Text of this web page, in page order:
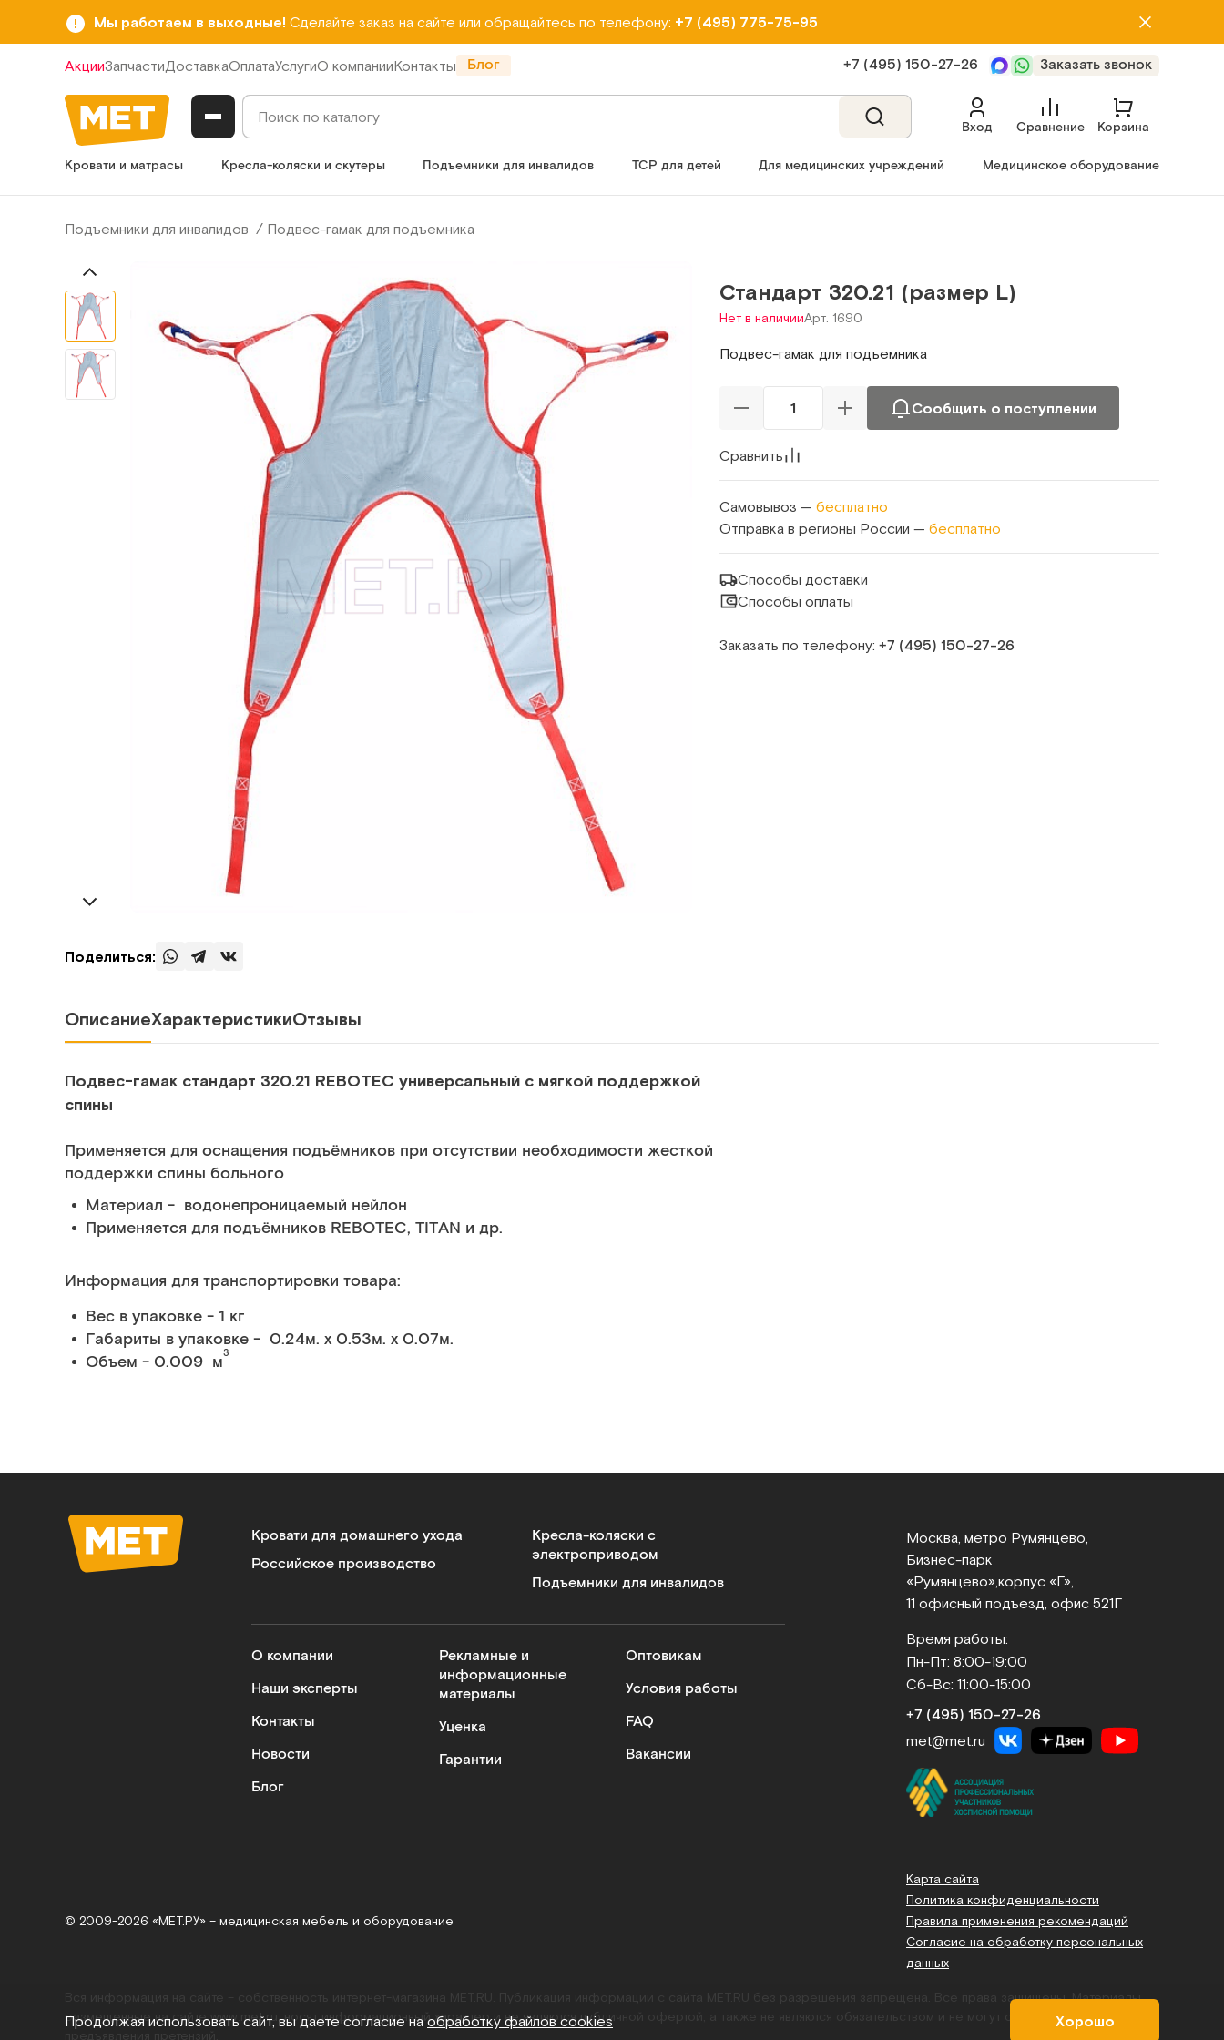
Мы работаем в выходные! Сделайте заказ на сайте или обращайтесь по телефону: +7 (495) 775-75-95
АкцииЗапчастиДоставкаОплатаУслугиО компанииКонтакты Блог +7 (495) 150‑27‑26 Заказать звонок
Вход Сравнение Корзина
Кровати и матрасы Кресла-коляски и скутеры Подъемники для инвалидов ТСР для детей Для медицинских учреждений Медицинское оборудование
Подъемники для инвалидов Подвес-гамак для подъемника
Поделиться:
Стандарт 320.21 (размер L)
Нет в наличииАрт. 1690
Подвес-гамак для подъемника
Сообщить о поступлении
Сравнить
Самовывоз — бесплатно
Отправка в регионы России — бесплатно
Способы доставки
Способы оплаты
Заказать по телефону: +7 (495) 150‑27‑26
ОписаниеХарактеристикиОтзывы
Подвес-гамак cтандарт 320.21 REBOTEC универсальный с мягкой поддержкой
спины
Применяется для оснащения подъёмников при отсутствии необходимости жесткой
поддержки спины больного
Материал - водонепроницаемый нейлон
Применяется для подъёмников REBOTEC, TITAN и др.
Информация для транспортировки товара:
Вес в упаковке - 1 кг
Габариты в упаковке - 0.24м. x 0.53м. x 0.07м.
Объем - 0.009 м3
Кровати для домашнего ухода
Российское производство
Кресла-коляски с
электроприводом
Подъемники для инвалидов
О компании
Наши эксперты
Контакты
Новости
Блог
Рекламные и
информационные
материалы
Уценка
Гарантии
Оптовикам
Условия работы
FAQ
Вакансии
Москва, метро Румянцево,
Бизнес‑парк
«Румянцево», корпус «Г»,
11 офисный подъезд, офис 521Г
Время работы:
Пн-Пт: 8:00-19:00
Сб-Вс: 11:00-15:00
+7 (495) 150‑27‑26
met@met.ru
© 2009-2026 «МЕТ.РУ» – медицинская мебель и оборудование
Карта сайта
Политика конфиденциальности
Правила применения рекомендаций
Согласие на обработку персональных
данных
Вся информация на сайте – собственность интернет-магазина MET.RU. Публикация информации с сайта MET.RU без разрешения запрещена. Все права защищены.Материалы,
размещенные на сайтеwww.met.ru , носят информационный характер и не являются публичной офертой, а также не являются обязательством и не могут служить основанием для
Продолжая использовать сайт, вы даете согласие на обработку файлов cookies Хорошо